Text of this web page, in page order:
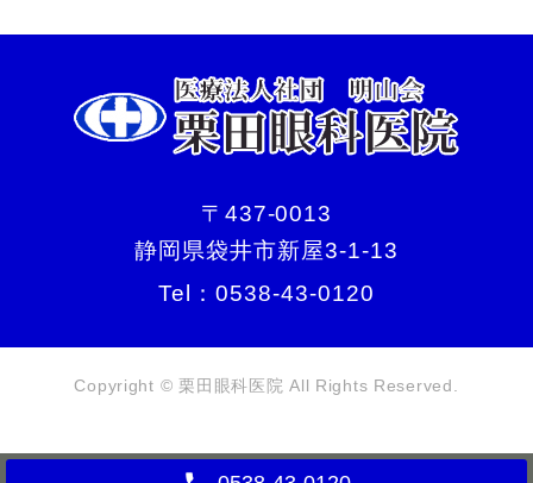
〒437-0013
静岡県袋井市新屋3-1-13
Tel：0538-43-0120
Copyright © 栗田眼科医院 All Rights Reserved.